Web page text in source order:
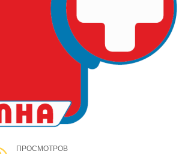
ПРОСМОТРОВ